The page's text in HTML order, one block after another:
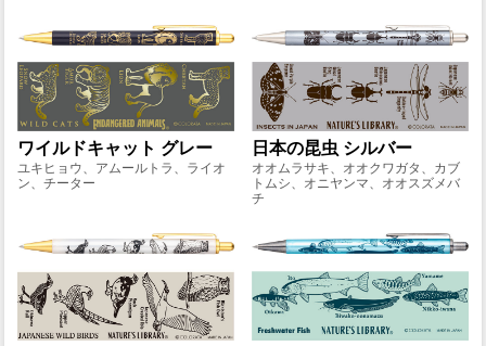
ワイルドキャット グレー
ユキヒョウ、アムールトラ、ライオ
ン、チーター
日本の昆虫 シルバー
オオムラサキ、オオクワガタ、カブ
トムシ、オニヤンマ、オオスズメバ
チ